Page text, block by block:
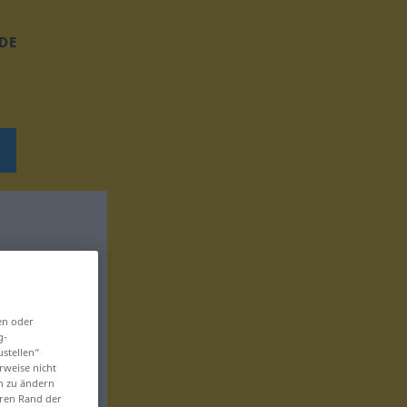
DE
oder
nicht
zu ändern
Rand der